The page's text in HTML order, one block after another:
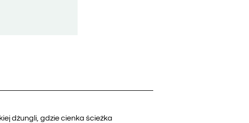
dżungli, gdzie cienka ścieżka